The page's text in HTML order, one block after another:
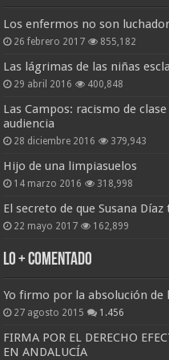
Los enfermos no son
26 febrero 2017 855,182
Las lágrimas de las niñas
29 abril 2016 400,848
Las Campos: racismo de
audiencia
28 diciembre 2016 379,943
Hijo de una limpiasuelos
14 marzo 2016 318,998
El secreto de que Susana
22 mayo 2017 162,899
Lo + Comentado
Yo firmo por la absolución de
27 agosto 2015 1.456
FIRMA POR EL DERECHO
EN ANDALUCÍA